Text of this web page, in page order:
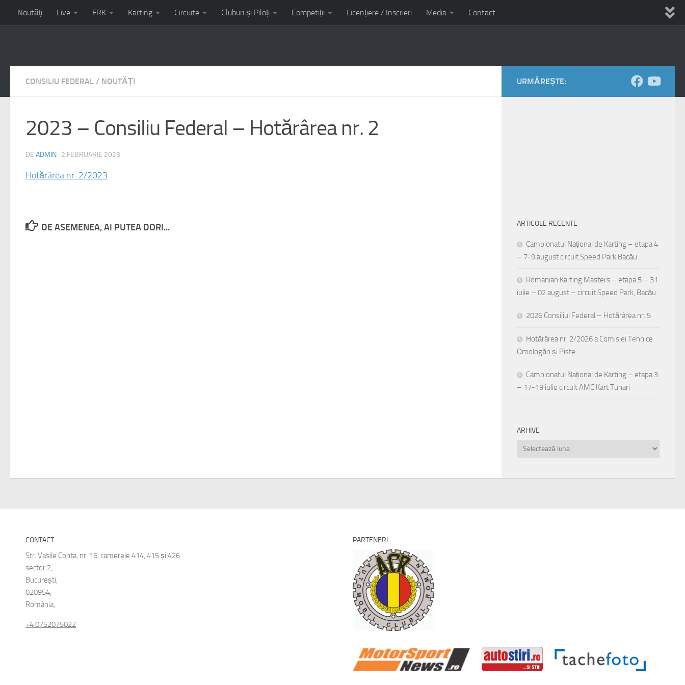
Noutăţi Live FRK Karting Circuite Cluburi și Piloți Competiții Licențiere / Inscrieri Media Contact
CONSILIU FEDERAL / NOUTĂȚI
2023 – Consiliu Federal – Hotărârea nr. 2
DE ADMIN · 2 FEBRUARIE 2023
Hotărârea nr. 2/2023
DE ASEMENEA, AI PUTEA DORI...
URMĂREȘTE:
ARTICOLE RECENTE
Campionatul Național de Karting – etapa 4
– 7-9 august circuit Speed Park Bacău
Romanian Karting Masters – etapa 5 – 31
iulie – 02 august – circuit Speed Park, Bacău
2026 Consiliul Federal – Hotărârea nr. 5
Hotărârea nr. 2/2026 a Comisiei Tehnice
Omologări și Piste
Campionatul Național de Karting – etapa 3
– 17-19 iulie circuit AMC Kart Tunari
ARHIVE
CONTACT
Str. Vasile Conta, nr. 16, camerele 414, 415 și 426
sector 2,
București,
020954,
România,
+4 0752075022
PARTENERI